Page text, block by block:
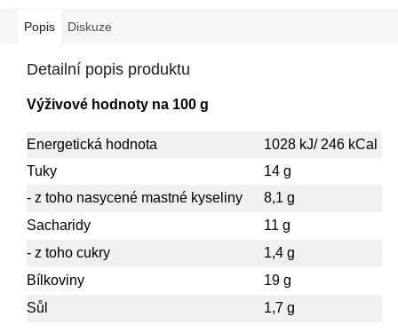
Popis Diskuze
Detailní popis produktu
Výživové hodnoty na 100 g
Energetická hodnota
1028 kJ/ 246 kCal
Tuky
14 g
- z toho nasycené mastné kyseliny
8,1 g
Sacharidy
11 g
- z toho cukry
1,4 g
Bílkoviny
19 g
Sůl
1,7 g